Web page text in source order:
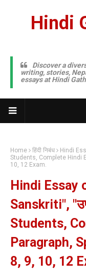
Hindi
Discover a
writing, stories,
essays at Hindi
Home हिंदी निबंध
Hindi
Students, Complete Hindi
10, 12 Exam.
Hindi Essay
Sanskriti",
Students,
Paragraph,
8, 9, 10, 12